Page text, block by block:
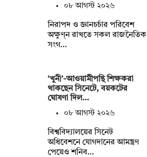
০৮ আগস্ট ২০২৬
নিরাপদ ও জ্ঞানচর্চার পরিবেশ
অক্ষুণ্ন রাখতে সকল রাজনৈতিক
সংগ…
‘খুনী’-আওয়ামীপন্থি শিক্ষকরা
থাকছেন সিনেটে, বয়কটের
ঘোষণা দিল…
০৮ আগস্ট ২০২৬
বিশ্ববিদ্যালয়ের সিনেট
অধিবেশনে যোগদানের আমন্ত্রণ
পেয়েও শনিব…